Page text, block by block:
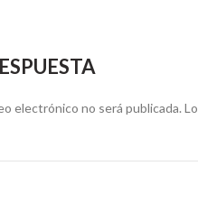
electrónico no será publicada.